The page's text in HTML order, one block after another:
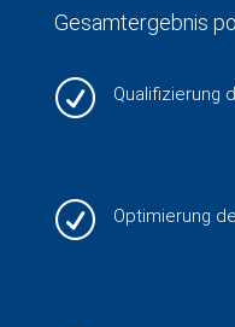
Gesamtergebnis
R Qualifizierung
R Optimierung